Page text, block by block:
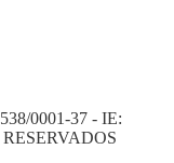
0001-37 - IE: